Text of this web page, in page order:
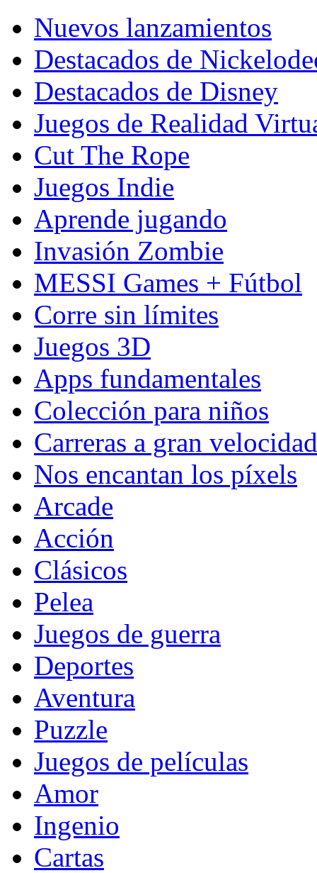
Nuevos lanzamientos
Destacados de
Destacados de Disney
Juegos de Realidad
Cut The Rope
Juegos Indie
Aprende jugando
Invasión Zombie
MESSI Games + Fútbol
Corre sin límites
Juegos 3D
Apps fundamentales
Colección para niños
Carreras a gran velocidad
Nos encantan los píxels
Arcade
Acción
Clásicos
Pelea
Juegos de guerra
Deportes
Aventura
Puzzle
Juegos de películas
Amor
Ingenio
Cartas